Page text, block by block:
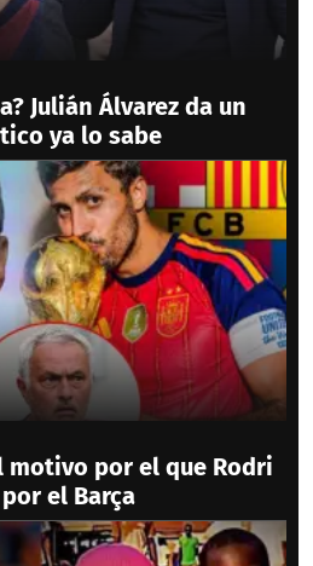
Julián Álvarez da un
ya lo sabe
motivo por el que Rodri
el Barça